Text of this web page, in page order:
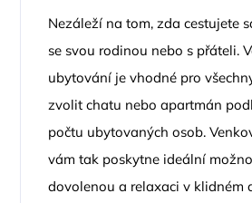
Nezáleží na tom, zda cestujete
se svou rodinou nebo s přáteli.
ubytování je vhodné pro
zvolit chatu nebo apartmán
počtu ubytovaných osob.
vám tak poskytne ideální
dovolenou a relaxaci v klidném